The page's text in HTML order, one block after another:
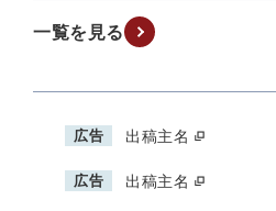
一覧を見る
広告 出稿主名
広告 出稿主名